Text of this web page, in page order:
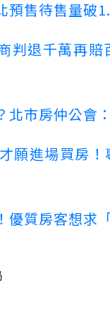
預售待售量破
判退千萬再
北市房仲公會
願進場買房
優質房客想求